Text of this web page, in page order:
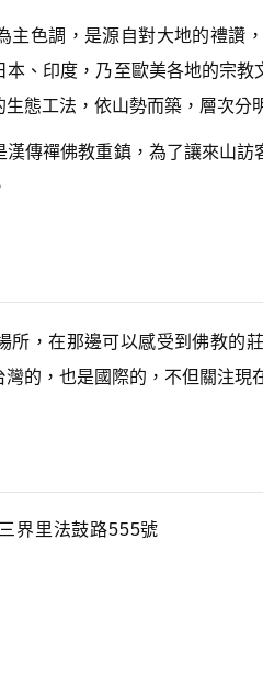
主色調，是源自對大地的禮讚
、印度，乃至歐美各地的宗
態工法，依山勢而築，層次分
傳禪佛教重鎮，為了讓來山
所，在那邊可以感受到佛教的
的，也是國際的，不但關注現
界里法鼓路555號